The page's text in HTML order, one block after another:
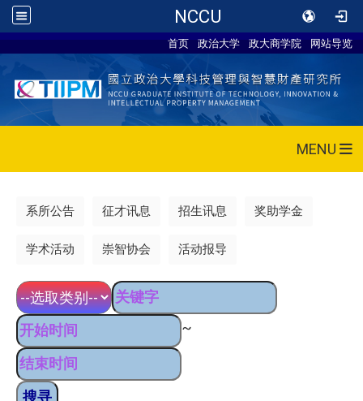
NCCU
首页 政治大学 政大商学院 网站导览
MENU
系所公告 征才讯息 招生讯息 奖助学金
学术活动 崇智协会 活动报导
~